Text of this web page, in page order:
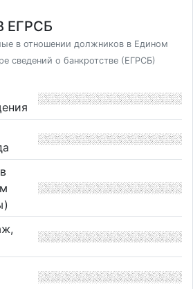
ЕГРСБ
в отношении должников в Едином
сведений о банкротстве (ЕГРСБ)